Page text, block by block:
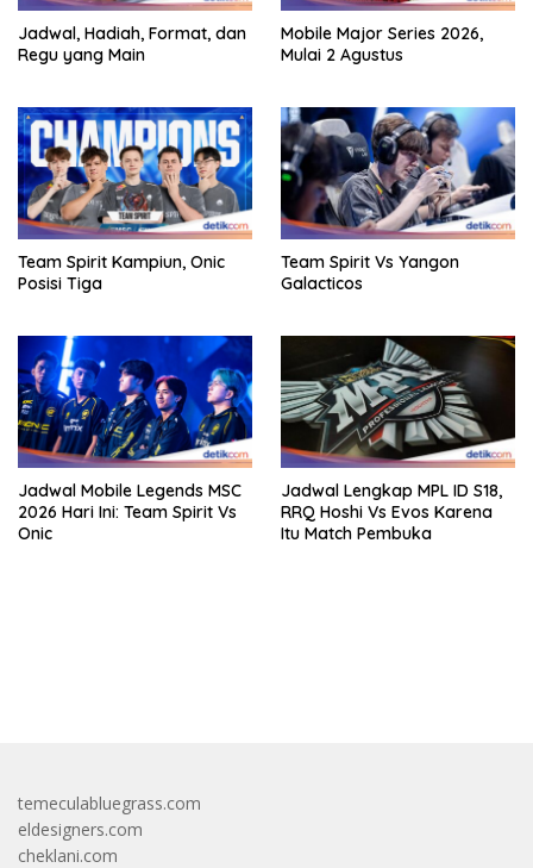
Jadwal, Hadiah, Format, dan
Regu yang Main
Mobile Major Series 2026,
Mulai 2 Agustus
Team Spirit Kampiun, Onic
Posisi Tiga
Team Spirit Vs Yangon
Galacticos
Jadwal Mobile Legends MSC
2026 Hari Ini: Team Spirit Vs
Onic
Jadwal Lengkap MPL ID S18,
RRQ Hoshi Vs Evos Karena
Itu Match Pembuka
temeculabluegrass.com
eldesigners.com
cheklani.com